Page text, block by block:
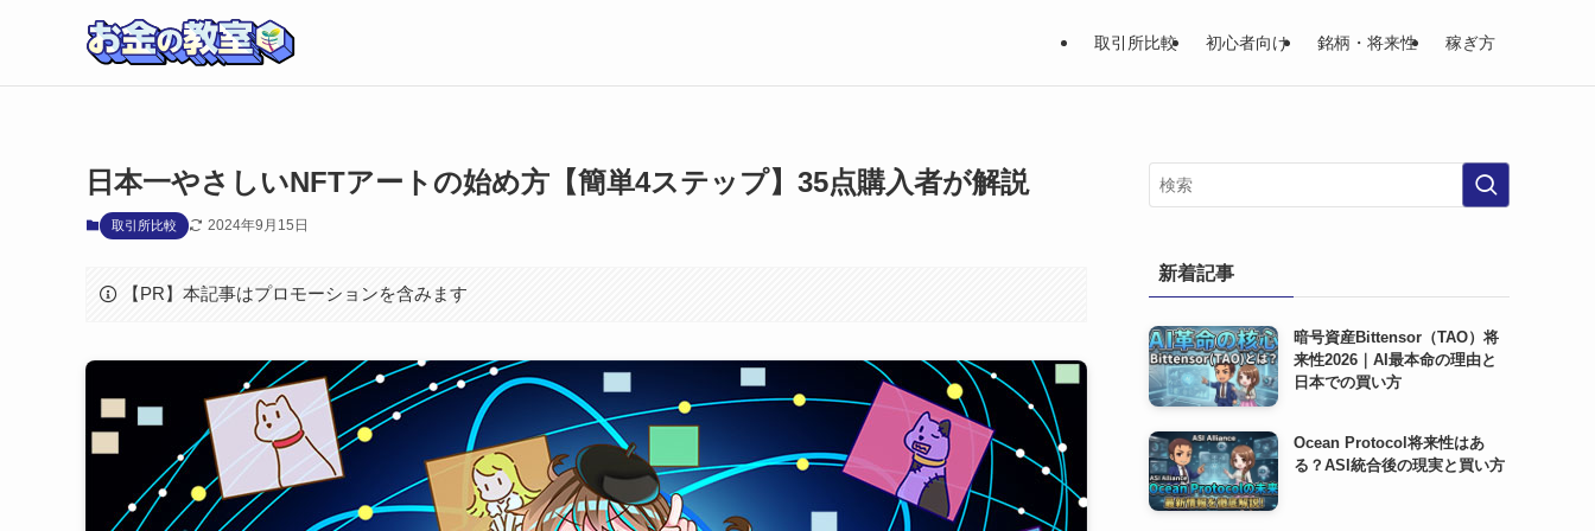
取引所比較 初心者向け 銘柄・将来性 稼ぎ方
日本一やさしいNFTアートの始め方【簡単4ステップ】35点購入者が解説
取引所比較 2024年9月15日
【PR】本記事はプロモーションを含みます
新着記事
暗号資産Bittensor（TAO）将
来性2026｜AI最本命の理由と
日本での買い方
Ocean Protocol将来性はあ
る？ASI統合後の現実と買い方